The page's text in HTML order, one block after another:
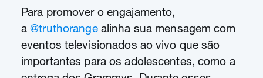
Para promover o engajamento,
a@truthorangealinha sua mensagem com
eventos televisionados ao vivo que são
importantes para os adolescentes, como a